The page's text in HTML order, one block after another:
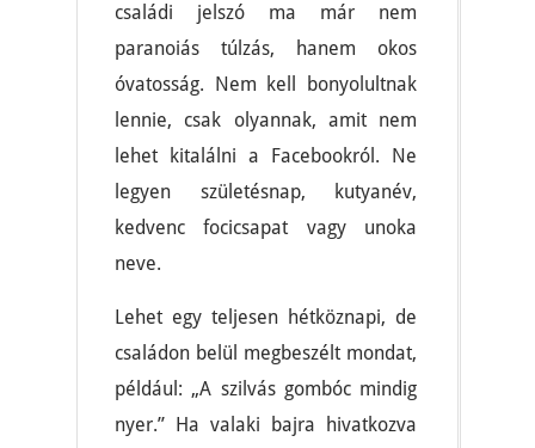
családi jelszó ma már nem
paranoiás túlzás, hanem okos
óvatosság. Nem kell bonyolultnak
lennie, csak olyannak, amit nem
lehet kitalálni a Facebookról. Ne
legyen születésnap, kutyanév,
kedvenc focicsapat vagy unoka
neve.
Lehet egy teljesen hétköznapi, de
családon belül megbeszélt mondat,
például: „A szilvás gombóc mindig
nyer.” Ha valaki bajra hivatkozva